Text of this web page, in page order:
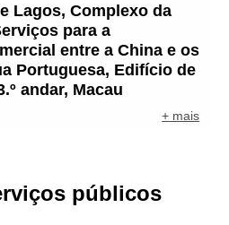
Lagos, Complexo da
para a
entre a China e os
Portuguesa, Edifício de
andar, Macau
+ mais
públicos